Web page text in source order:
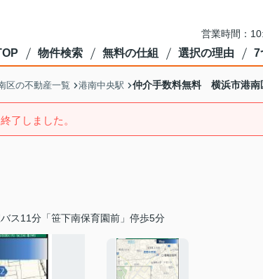
営業時間：
物件検索 無料の仕組 選択の理由 7
区の不動産一覧 港南中央駅 仲介手数料無料 横浜市港南
了しました。
ス11分「笹下南保育園前」停歩5分